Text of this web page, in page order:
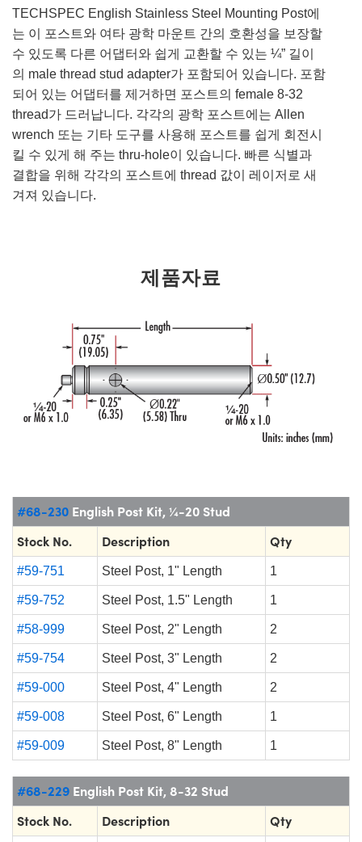
TECHSPEC English Stainless Steel Mounting Post에
는 이 포스트와 여타 광학 마운트 간의 호환성을 보장할
수 있도록 다른 어댑터와 쉽게 교환할 수 있는 ¼” 길이
의 male thread stud adapter가 포함되어 있습니다. 포함
되어 있는 어댑터를 제거하면 포스트의 female 8-32
thread가 드러납니다. 각각의 광학 포스트에는 Allen
wrench 또는 기타 도구를 사용해 포스트를 쉽게 회전시
킬 수 있게 해 주는 thru-hole이 있습니다. 빠른 식별과
결합을 위해 각각의 포스트에 thread 값이 레이저로 새
겨져 있습니다.
제품자료
#68-230 English Post Kit, ¼-20 Stud
Stock No.
Description Qty
#59-751 Steel Post, 1" Length 1
#59-752 Steel Post, 1.5" Length 1
#58-999 Steel Post, 2" Length 2
#59-754 Steel Post, 3" Length 2
#59-000 Steel Post, 4" Length 2
#59-008 Steel Post, 6" Length 1
#59-009 Steel Post, 8" Length 1
#68-229 English Post Kit, 8-32 Stud
Stock No.
Description Qty